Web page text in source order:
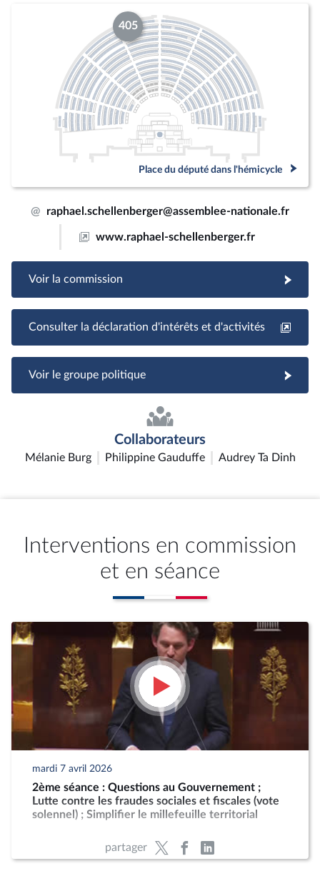
405
Place du député dans l'hémicycle
@ raphael.schellenberger@assemblee-nationale.fr
www.raphael-schellenberger.fr
Voir la commission
Consulter la déclaration d'intérêts et d'activités
Voir le groupe politique
Collaborateurs
Mélanie Burg Philippine Gauduffe Audrey Ta Dinh
Interventions en commission
et en séance
mardi 7 avril 2026
2ème séance : Questions au Gouvernement ;
Lutte contre les fraudes sociales et fiscales (vote
solennel) ; Simplifier le millefeuille territorial
partager